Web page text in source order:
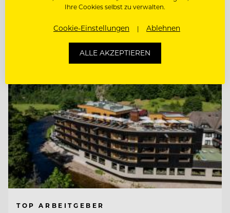
Entdecke alle Jobs
TOP ARBEITGEBER
Ihre Cookies selbst zu verwalten.
Cookie-Einstellungen Ablehnen
ALLE AKZEPTIEREN